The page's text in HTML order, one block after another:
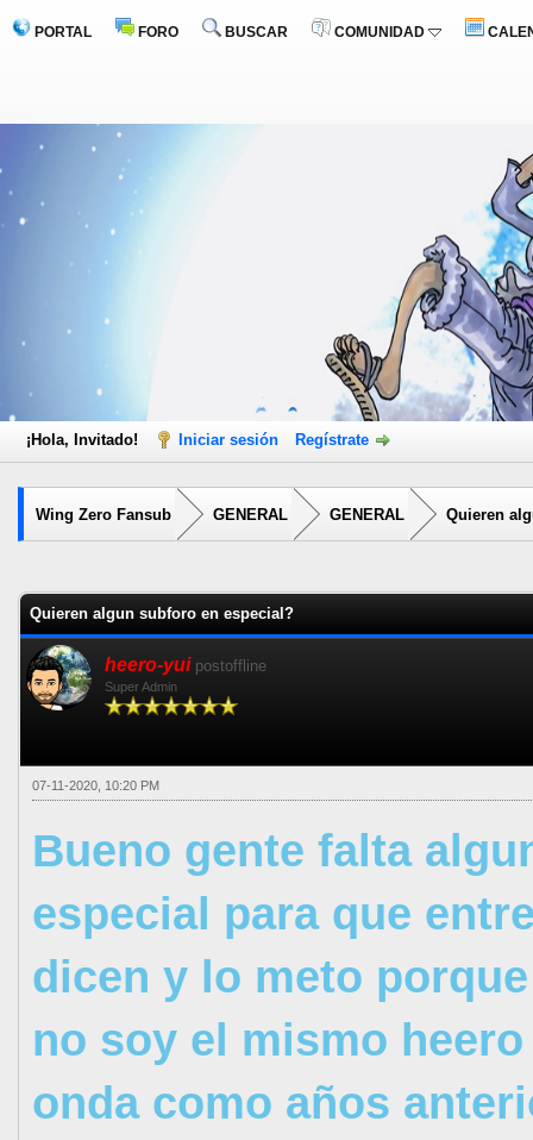
PORTAL FORO BUSCAR COMUNIDAD
¡Hola, Invitado! Iniciar sesión Regístrate
Wing Zero Fansub GENERAL GENERAL Quieren
Quieren algun subforo en especial?
heero-yui postoffline
Super Admin
07-11-2020, 10:20 PM
Bueno gente falta
especial para que
dicen y lo meto
no soy el mismo
onda como años